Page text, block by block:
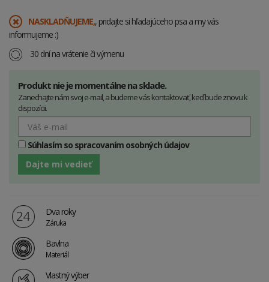
​NASKLADŇUJEME,, pridajte si hľadajúceho psa a my vás
informujeme :)
30 dní na vrátenie či výmenu
Produkt nie je momentálne na sklade.
Zanechajte nám svoj e-mail, a budeme vás kontaktovať, keď bude znovu k
dispozícii.
Súhlasím so spracovaním osobných údajov
Dajte mi vedieť
Dva roky
Záruka
Bavlna
Materiál
Vlastný výber